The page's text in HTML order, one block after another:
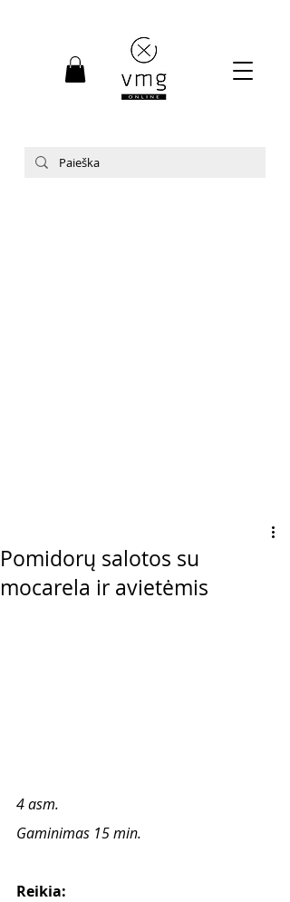
Pomidorų salotos su
mocarela ir avietėmis
4 asm.
Gaminimas 15 min.
Reikia: